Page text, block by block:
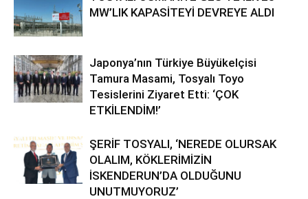
MW’LIK KAPASİTEYİ DEVREYE ALDI
Japonya’nın Türkiye Büyükelçisi
Tamura Masami, Tosyalı Toyo
Tesislerini Ziyaret Etti: ‘ÇOK
ETKİLENDİM!’
ŞERİF TOSYALI, ‘NEREDE OLURSAK
OLALIM, KÖKLERİMİZİN
İSKENDERUN’DA OLDUĞUNU
UNUTMUYORUZ’